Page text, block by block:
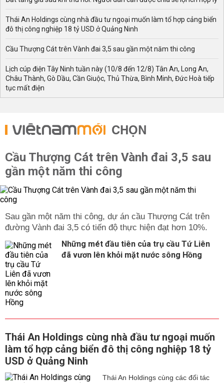
Thái An Holdings cùng nhà đầu tư ngoại muốn làm tổ hợp cảng biển
đô thị công nghiệp 18 tỷ USD ở Quảng Ninh
Cầu Thượng Cát trên Vành đai 3,5 sau gần một năm thi công
Lịch cúp điện Tây Ninh tuần này (10/8 đến 12/8) Tân An, Long An,
Châu Thành, Gò Dầu, Cần Giuộc, Thủ Thừa, Bình Minh, Đức Hoà tiếp
tục mất điện
CHỌN
Cầu Thượng Cát trên Vành đai 3,5 sau
gần một năm thi công
Sau gần một năm thi công, dự án cầu Thượng Cát trên
đường Vành đai 3,5 có tiến độ thực hiện đạt hơn 10%.
Những mét đầu tiên của trụ cầu Tứ Liên
đã vươn lên khỏi mặt nước sông Hồng
Thái An Holdings cùng nhà đầu tư ngoại muốn
làm tổ hợp cảng biển đô thị công nghiệp 18 tỷ
USD ở Quảng Ninh
Thái An Holdings cùng các đối tác